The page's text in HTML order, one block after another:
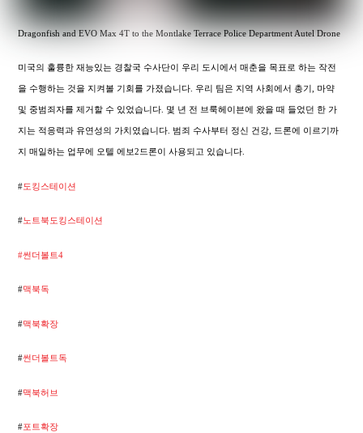
Dragonfish and EVO Max 4T to the Montlake Terrace Police Department Autel Drone
미국의 훌륭한 재능있는 경찰국 수사단이 우리 도시에서 매춘을 목표로 하는 작전
을 수행하는 것을 지켜볼 기회를 가졌습니다. 우리 팀은 지역 사회에서 총기, 마약
및 중범죄자를 제거할 수 있었습니다. 몇 년 전 브룩헤이븐에 왔을 때 들었던 한 가
지는 적응력과 유연성의 가치였습니다. 범죄 수사부터 정신 건강, 드론에 이르기까
지 매일하는 업무에 오텔 에보2드론이 사용되고 있습니다.
#도킹스테이션
#노트북도킹스테이션
#썬더볼트4
#맥북독
#맥북확장
#썬더볼트독
#맥북허브
#포트확장